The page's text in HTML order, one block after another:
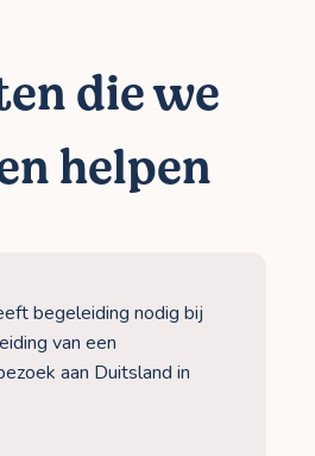
die we
helpen
begeleiding nodig bij
van een
aan Duitsland in